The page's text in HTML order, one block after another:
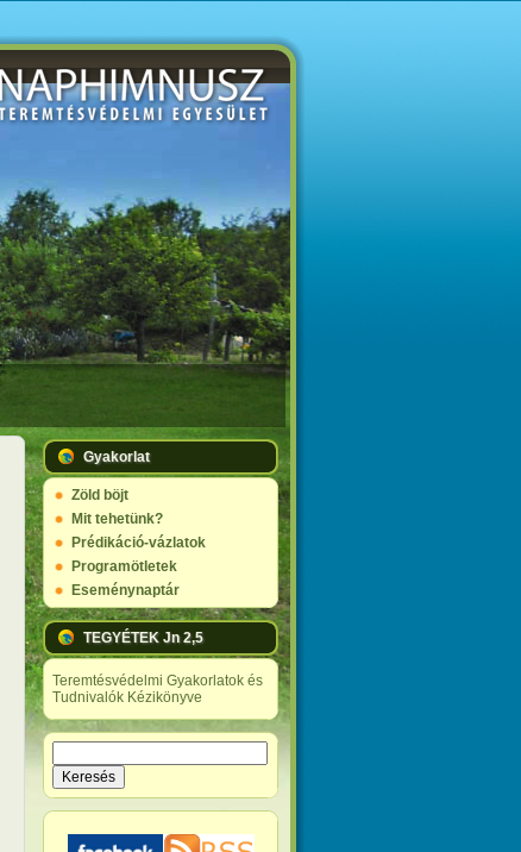
Gyakorlat
Zöld böjt
Mit tehetünk?
Prédikáció-vázlatok
Programötletek
Eseménynaptár
TEGYÉTEK Jn 2,5
Teremtésvédelmi Gyakorlatok és
Tudnivalók Kézikönyve
Keresés űrlap